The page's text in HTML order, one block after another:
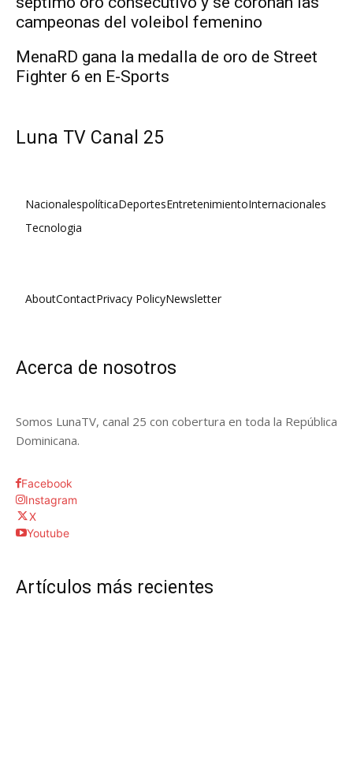
campeonas del voleibol femenino
MenaRD gana la medalla de oro de Street
Fighter 6 en E-Sports
Luna TV Canal 25
NacionalespolíticaDeportesEntretenimientoInternacionales
Tecnologia
AboutContactPrivacy PolicyNewsletter
Acerca de nosotros
Somos LunaTV, canal 25 con cobertura en toda la República
Dominicana.
Facebook
Instagram
X
Youtube
Artículos más recientes